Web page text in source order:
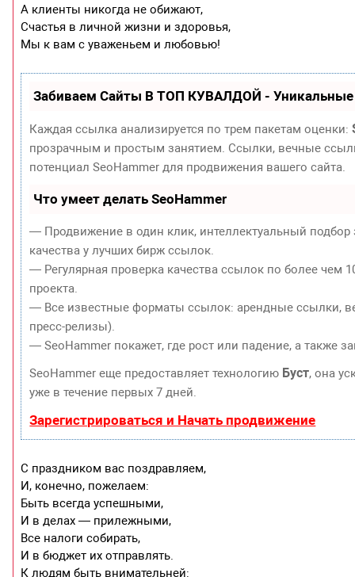
А клиенты никогда не обижают,
Счастья в личной жизни и здоровья,
Мы к вам с уваженьем и любовью!
Забиваем Сайты В ТОП КУВАЛДОЙ - Уникальные
Каждая ссылка анализируется по трем пакетам оценки:
прозрачным и простым занятием. Ссылки, вечные
потенциал SeoHammer для продвижения вашего сайта.
Что умеет делать SeoHammer
— Продвижение в один клик, интеллектуальный
качества у лучших бирж ссылок.
— Регулярная проверка качества ссылок по более чем
проекта.
— Все известные форматы ссылок: арендные ссылки,
пресс-релизы).
— SeoHammer покажет, где рост или падение, а также
SeoHammer еще предоставляет технологию Буст, она
уже в течение первых 7 дней.
Зарегистрироваться и Начать продвижение
С праздником вас поздравляем,
И, конечно, пожелаем:
Быть всегда успешными,
И в делах — прилежными,
Все налоги собирать,
И в бюджет их отправлять.
К людям быть внимательней: